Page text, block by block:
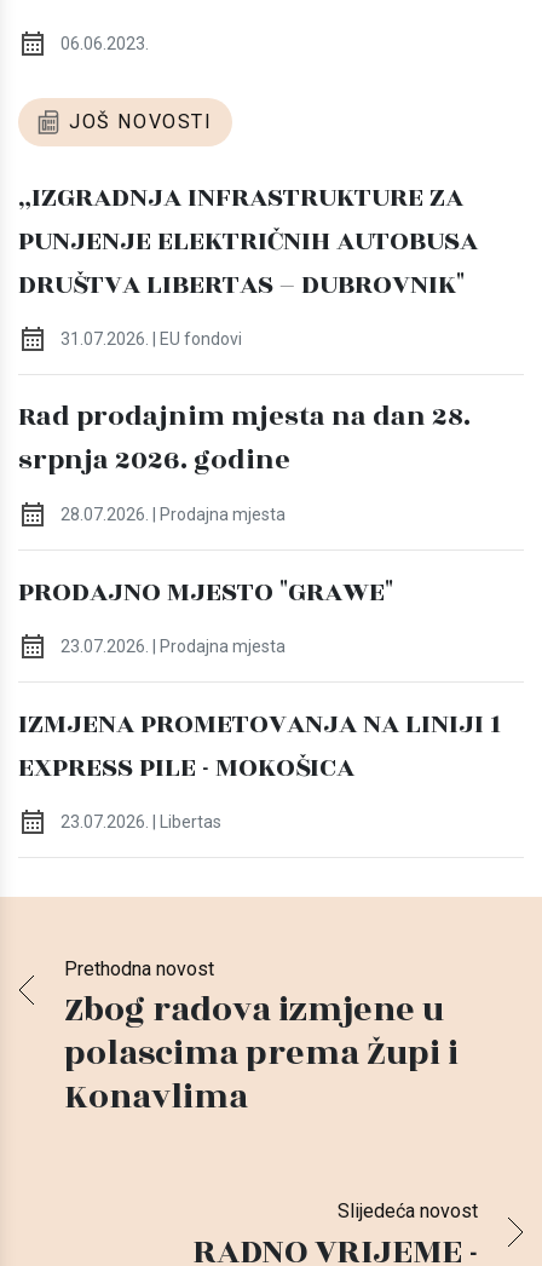
06.06.2023.
JOŠ NOVOSTI
„IZGRADNJA INFRASTRUKTURE ZA
PUNJENJE ELEKTRIČNIH AUTOBUSA
DRUŠTVA LIBERTAS – DUBROVNIK"
31.07.2026. | EU fondovi
Rad prodajnim mjesta na dan 28.
srpnja 2026. godine
28.07.2026. | Prodajna mjesta
PRODAJNO MJESTO "GRAWE"
23.07.2026. | Prodajna mjesta
IZMJENA PROMETOVANJA NA LINIJI 1
EXPRESS PILE - MOKOŠICA
23.07.2026. | Libertas
Prethodna novost
Zbog radova izmjene u
polascima prema Župi i
Konavlima
Slijedeća novost
RADNO VRIJEME -